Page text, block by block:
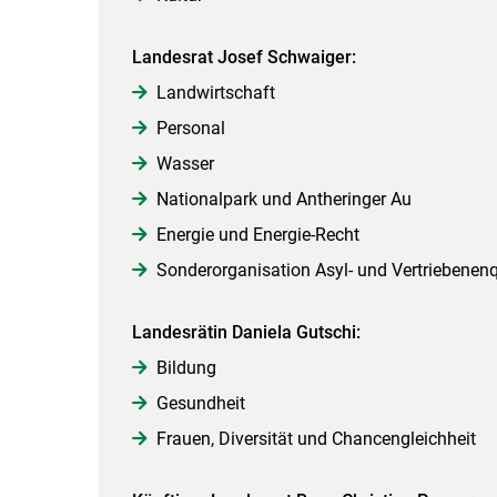
Landesrat Josef Schwaiger:
Landwirtschaft
Personal
Wasser
Nationalpark und Antheringer Au
Energie und Energie-Recht
Sonderorganisation Asyl- und
Landesrätin Daniela Gutschi:
Bildung
Gesundheit
Frauen, Diversität und Chancengleichheit